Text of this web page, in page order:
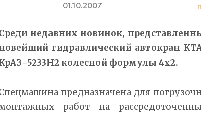
01.10.2007
недавних новинок,
гидравлический автокран
5233Н2 колесной формулы 4х2.
предназначена для
работ на